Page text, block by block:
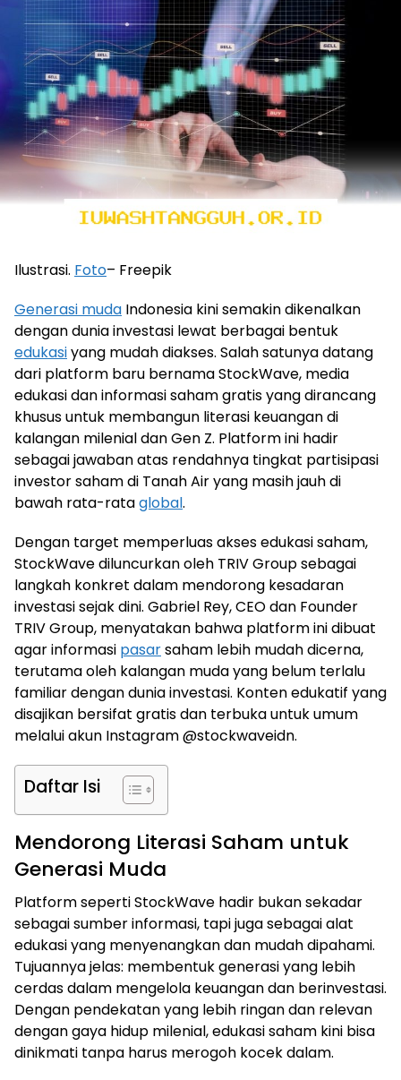
Ilustrasi. Foto– Freepik
Generasi muda Indonesia kini semakin dikenalkan
dengan dunia investasi lewat berbagai bentuk
edukasiyang mudah diakses. Salah satunya datang
dari platform baru bernama StockWave, media
edukasi dan informasi saham gratis yang dirancang
khusus untuk membangun literasi keuangan di
kalangan milenial dan Gen Z. Platform ini hadir
sebagai jawaban atas rendahnya tingkat partisipasi
investor saham di Tanah Air yang masih jauh di
bawah rata-rataglobal.
Dengan target memperluas akses edukasi saham,
StockWave diluncurkan oleh TRIV Group sebagai
langkah konkret dalam mendorong kesadaran
investasi sejak dini. Gabriel Rey, CEO dan Founder
TRIV Group, menyatakan bahwa platform ini dibuat
agar informasi pasarsaham lebih mudah dicerna,
terutama oleh kalangan muda yang belum terlalu
familiar dengan dunia investasi. Konten edukatif yang
disajikan bersifat gratis dan terbuka untuk umum
melalui akun Instagram @stockwaveidn.
Daftar Isi
Mendorong Literasi Saham untuk
Generasi Muda
Platform seperti StockWave hadir bukan sekadar
sebagai sumber informasi, tapi juga sebagai alat
edukasi yang menyenangkan dan mudah dipahami.
Tujuannya jelas: membentuk generasi yang lebih
cerdas dalam mengelola keuangan dan berinvestasi.
Dengan pendekatan yang lebih ringan dan relevan
dengan gaya hidup milenial, edukasi saham kini bisa
dinikmati tanpa harus merogoh kocek dalam.